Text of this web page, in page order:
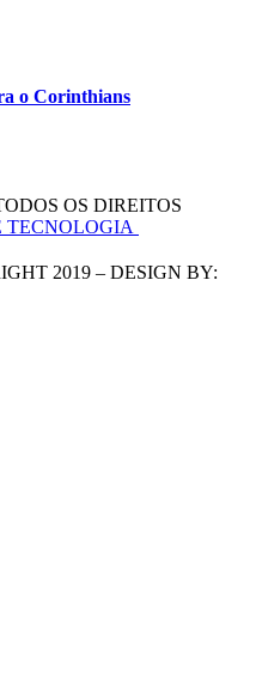
o Corinthians
OS DIREITOS
TECNOLOGIA
2019 – DESIGN BY: